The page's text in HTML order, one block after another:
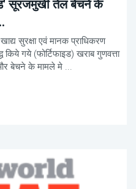
सूरजमुखी तेल बेचने के
सुरक्षा एवं मानक प्राधिकरण
गये (फोर्टिफाइड) खराब गुणवत्ता
बेचने के मामले मे ...